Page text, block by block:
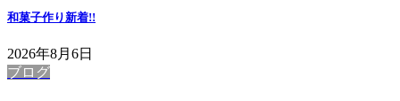
和菓子作り新着!!
2026年8月6日
ブログ